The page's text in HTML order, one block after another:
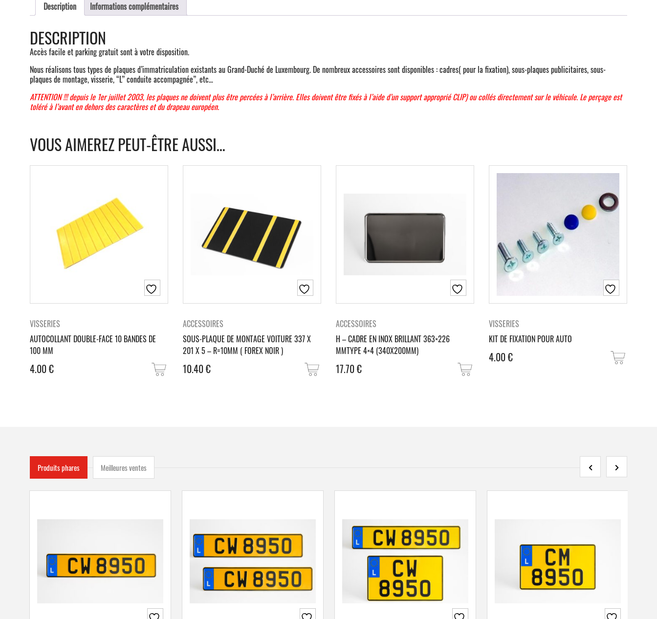
CARRE
Description Informations complémentaires
DESCRIPTION
Accès facile et parking gratuit sont à votre disposition.
Nous réalisons tous types de plaques d’immatriculation existants au Grand-Duché de Luxembourg. De nombreux accessoires sont disponibles : cadres( pour la fixation), sous-plaques publicitaires, sous-
plaques de montage, visserie, “L” conduite accompagnée”, etc…
ATTENTION !!! depuis le 1er juillet 2003, les plaques ne doivent plus être percées à l’arrière. Elles doivent être fixés à l’aide d’un support approprié CLIP) ou collés directement sur le véhicule. Le perçage est
toléré à l’avant en dehors des caractères et du drapeau européen.
VOUS AIMEREZ PEUT-ÊTRE AUSSI…
VISSERIES
AUTOCOLLANT DOUBLE-FACE 10 BANDES DE
100 MM
4.00€
ACCESSOIRES
SOUS-PLAQUE DE MONTAGE VOITURE 337 X
201 X 5 – R=10MM ( FOREX NOIR )
10.40€
ACCESSOIRES
H – CADRE EN INOX BRILLANT 363×226
MMTYPE 4×4 (340X200MM)
17.70€
VISSERIES
KIT DE FIXATION POUR AUTO
4.00€
Produits phares Meilleures ventes